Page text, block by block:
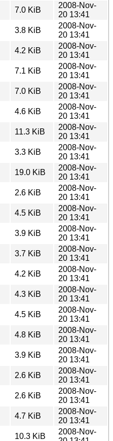
7.0 KiB
2008-Nov-
20 13:41
3.8 KiB
2008-Nov-
20 13:41
4.2 KiB
2008-Nov-
20 13:41
7.1 KiB
2008-Nov-
20 13:41
7.0 KiB
2008-Nov-
20 13:41
4.6 KiB
2008-Nov-
20 13:41
11.3 KiB
2008-Nov-
20 13:41
3.3 KiB
2008-Nov-
20 13:41
19.0 KiB
2008-Nov-
20 13:41
2.6 KiB
2008-Nov-
20 13:41
4.5 KiB
2008-Nov-
20 13:41
3.9 KiB
2008-Nov-
20 13:41
3.7 KiB
2008-Nov-
20 13:41
4.2 KiB
2008-Nov-
20 13:41
4.3 KiB
2008-Nov-
20 13:41
4.5 KiB
2008-Nov-
20 13:41
4.8 KiB
2008-Nov-
20 13:41
3.9 KiB
2008-Nov-
20 13:41
2.6 KiB
2008-Nov-
20 13:41
2.6 KiB
2008-Nov-
20 13:41
4.7 KiB
2008-Nov-
20 13:41
10.3 KiB
2008-Nov-